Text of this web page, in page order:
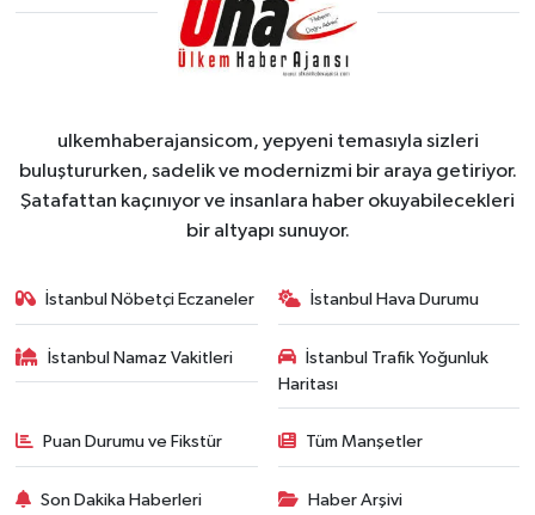
ulkemhaberajansicom, yepyeni temasıyla sizleri
buluştururken, sadelik ve modernizmi bir araya getiriyor.
Şatafattan kaçınıyor ve insanlara haber okuyabilecekleri
bir altyapı sunuyor.
İstanbul Nöbetçi Eczaneler İstanbul Hava Durumu
İstanbul Namaz Vakitleri
İstanbul Trafik Yoğunluk
Haritası
Puan Durumu ve Fikstür Tüm Manşetler
Son Dakika Haberleri Haber Arşivi